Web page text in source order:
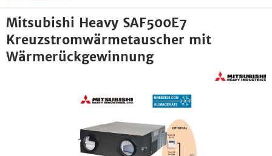
Mitsubishi Heavy SAF500E7
Kreuzstromwärmetauscher mit
Wärmerückgewinnung